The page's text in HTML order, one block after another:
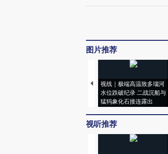
图片推荐
视线｜极端高温致多瑙河
水位跌破纪录 二战沉船与
猛犸象化石接连露出
视听推荐